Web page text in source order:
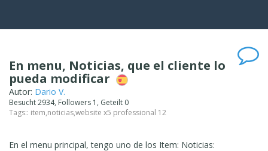
En menu, Noticias, que el cliente lo
pueda modificar
Autor: Dario V.
Besucht 2934, Followers 1, Geteilt 0
Tags:: item,noticias,website x5 professional 12
En el menu principal, tengo uno de los Item: Noticias: